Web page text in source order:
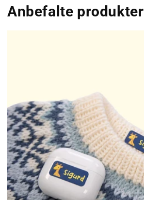
Anbefalte produkter